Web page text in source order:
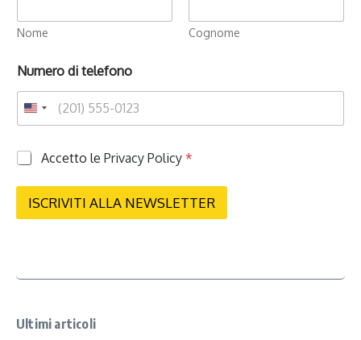
Nome Cognome
Numero di telefono
P
i
a
Accetto le Privacy Policy *
ISCRIVITI ALLA NEWSLETTER
Ultimi articoli